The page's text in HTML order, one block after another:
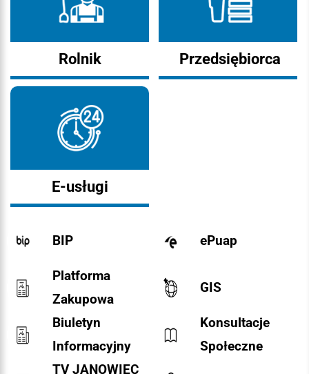
Rolnik Przedsiębiorca
E-usługi
BIP ePuap
Platforma
Zakupowa
GIS
Biuletyn
Informacyjny
Konsultacje
Społeczne
TV JANOWIEC